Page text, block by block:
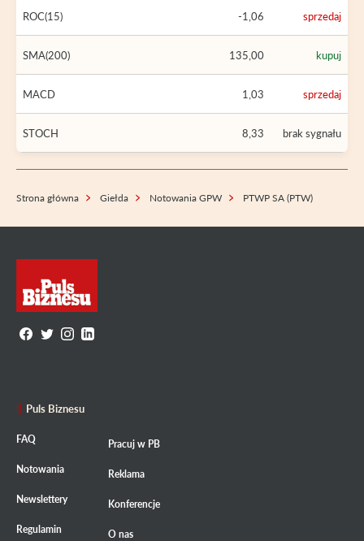
ROC(15) -1,06 sprzedaj
SMA(200) 135,00 kupuj
MACD 1,03 sprzedaj
STOCH 8,33 brak sygnału
Strona główna Giełda Notowania GPW PTWP SA (PTW)
Puls Biznesu
FAQ
Notowania
Newslettery
Regulamin
Pracuj w PB
Reklama
Konferencje
O nas